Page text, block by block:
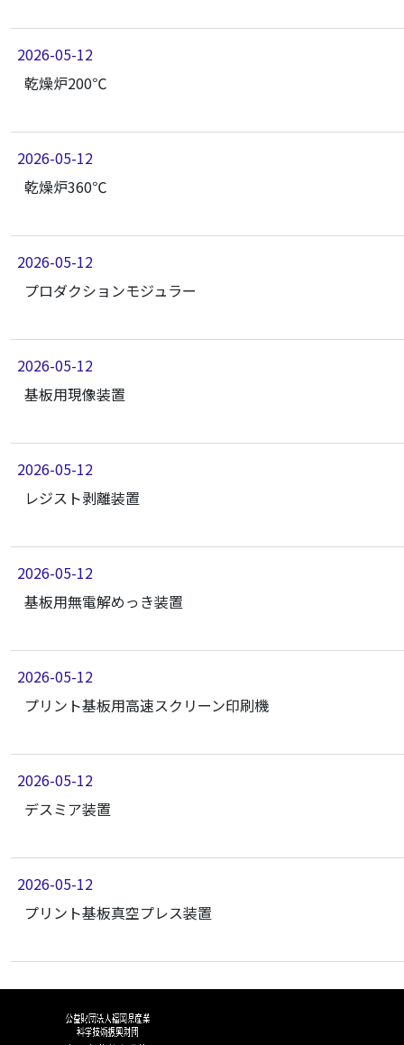
2026-05-12
乾燥炉200℃
2026-05-12
乾燥炉360℃
2026-05-12
プロダクションモジュラー
2026-05-12
基板用現像装置
2026-05-12
レジスト剥離装置
2026-05-12
基板用無電解めっき装置
2026-05-12
プリント基板用高速スクリーン印刷機
2026-05-12
デスミア装置
2026-05-12
プリント基板真空プレス装置